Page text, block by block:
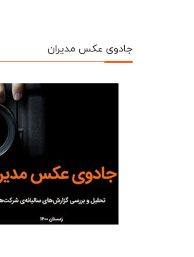
جادوی عکس مدیران